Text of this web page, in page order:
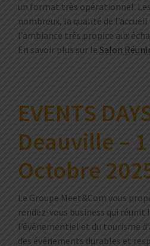
un format très opérationnel.
nombreux, la qualité de
l’ambiance très propice aux
En savoir plus sur le Salon
EVENTS
Deauville –
Octobre
Le Groupe Meet&Com vous
rendez-vous business qui réunit
l’événementiel et du tourisme
des événements durables et